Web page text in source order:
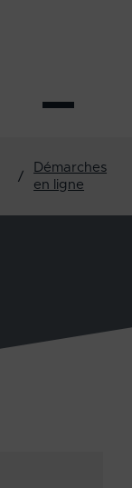
/
Démarches
en ligne